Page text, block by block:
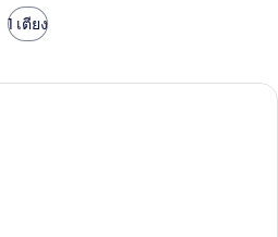
1 เตียง
ห้องซูพีเรียทวิน, วิวเมือง | วิวจากห้องพัก